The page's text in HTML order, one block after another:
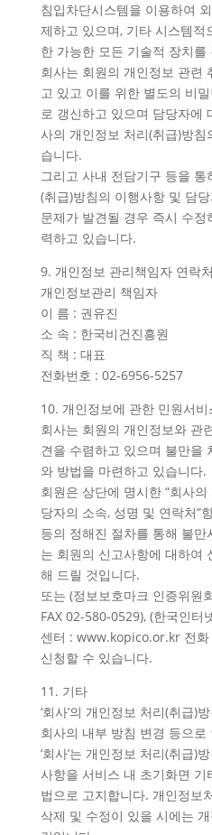
침입차단시스템을 이용하여
제하고 있으며, 기타 시스템적
한 가능한 모든 기술적 장치
회사는 회원의 개인정보 관련
고 있고 이를 위한 별도의 비
로 갱신하고 있으며 담당자에
사의 개인정보 처리(취급)방
습니다.
그리고 사내 전담기구 등을
(취급)방침의 이행사항 및 담
문제가 발견될 경우 즉시 수
력하고 있습니다.
9. 개인정보 관리책임자 연락처
개인정보관리 책임자
이 름 : 권유진
소 속 : 한국비건진흥원
직 책 : 대표
전화번호 : 02-6956-5257
10. 개인정보에 관한 민원서비
회사는 회원의 개인정보와 관
견을 수렴하고 있으며 불만을
와 방법을 마련하고 있습니다.
회원은 상단에 명시한 “회사
당자의 소속, 성명 및 연락처”
등의 정해진 절차를 통해 불
는 회원의 신고사항에 대하여
해 드릴 것입니다.
또는 (정보보호마크 인증위
FAX 02-580-0529), (한국인터
센터 : www.kopico.or.kr 전화
신청할 수 있습니다.
11. 기타
‘회사’의 개인정보 처리(취급)
회사의 내부 방침 변경 등으
‘회사’는 개인정보 처리(취급)
사항을 서비스 내 초기화면
법으로 고지합니다. 개인정보
삭제 및 수정이 있을 시에는